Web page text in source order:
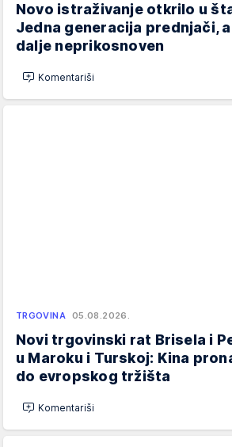
Novo istraživanje otkrilo u
Jedna generacija prednjači,
dalje neprikosnoven
Komentariši
TRGOVINA 05.08.2026.
Novi trgovinski rat Brisela i
u Maroku i Turskoj: Kina
do evropskog tržišta
Komentariši